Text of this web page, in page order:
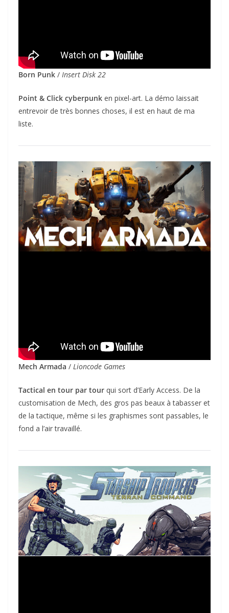
Born Punk / Insert Disk 22
Point & Click cyberpunk en pixel-art. La démo laissait
entrevoir de très bonnes choses, il est en haut de ma
liste.
Mech Armada / Lioncode Games
Tactical en tour par tour qui sort d’Early Access. De la
customisation de Mech, des gros pas beaux à tabasser et
de la tactique, même si les graphismes sont passables, le
fond a l’air travaillé.